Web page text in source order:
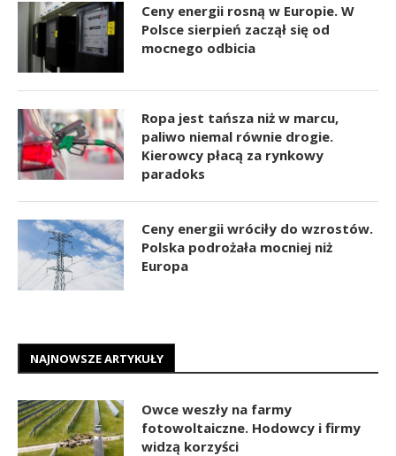
Ceny energii rosną w Europie. W
Polsce sierpień zaczął się od
mocnego odbicia
Ropa jest tańsza niż w marcu,
paliwo niemal równie drogie.
Kierowcy płacą za rynkowy
paradoks
Ceny energii wróciły do wzrostów.
Polska podrożała mocniej niż
Europa
NAJNOWSZE ARTYKUŁY
Owce weszły na farmy
fotowoltaiczne. Hodowcy i firmy
widzą korzyści